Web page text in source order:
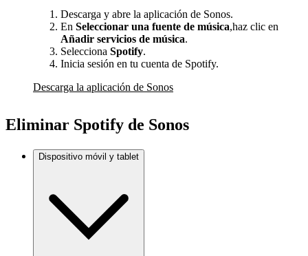
Descarga y abre la aplicación de Sonos.
En Seleccionar una fuente de música,haz clic en
Añadir servicios de música.
Selecciona Spotify.
Inicia sesión en tu cuenta de Spotify.
Descarga la aplicación de Sonos
Eliminar Spotify de Sonos
Dispositivo móvil y tablet